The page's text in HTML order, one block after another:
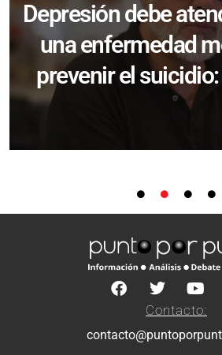
Depresión debe
una enfermedad
prevenir el
Contacto: